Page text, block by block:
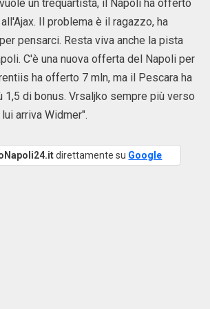
un trequartista, il Napoli ha offerto
Il problema è il ragazzo, ha
pensarci. Resta viva anche la pista
C'è una nuova offerta del Napoli per
ha offerto 7 mln, ma il Pescara ha
1,5 di bonus. Vrsaljko sempre più verso
arriva Widmer".
direttamente su Google